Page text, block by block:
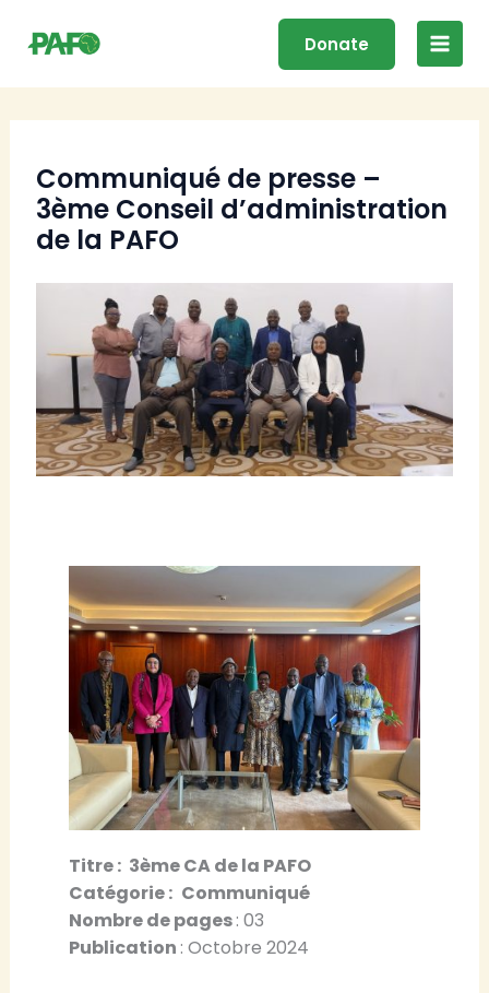
Donate
Main
Communiqué de presse –
3ème Conseil d’administration
de la PAFO
Titre : 3ème CA de la PAFO
Catégorie : Communiqué
Nombre de pages: 03
Publication : Octobre 2024